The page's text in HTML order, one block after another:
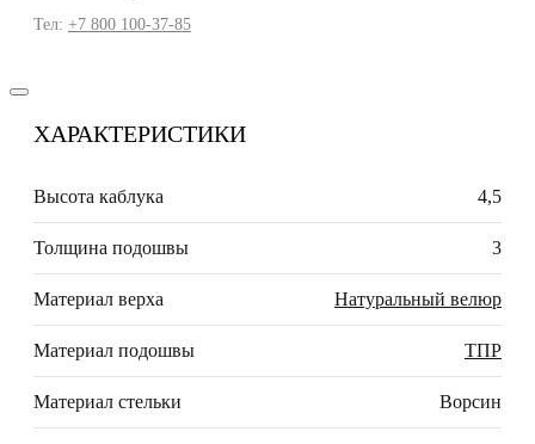
Тел: +7 800 100-37-85
ХАРАКТЕРИСТИКИ
Высота каблука 4,5
Толщина подошвы 3
Материал верха Натуральный велюр
Материал подошвы ТПР
Материал стельки Ворсин